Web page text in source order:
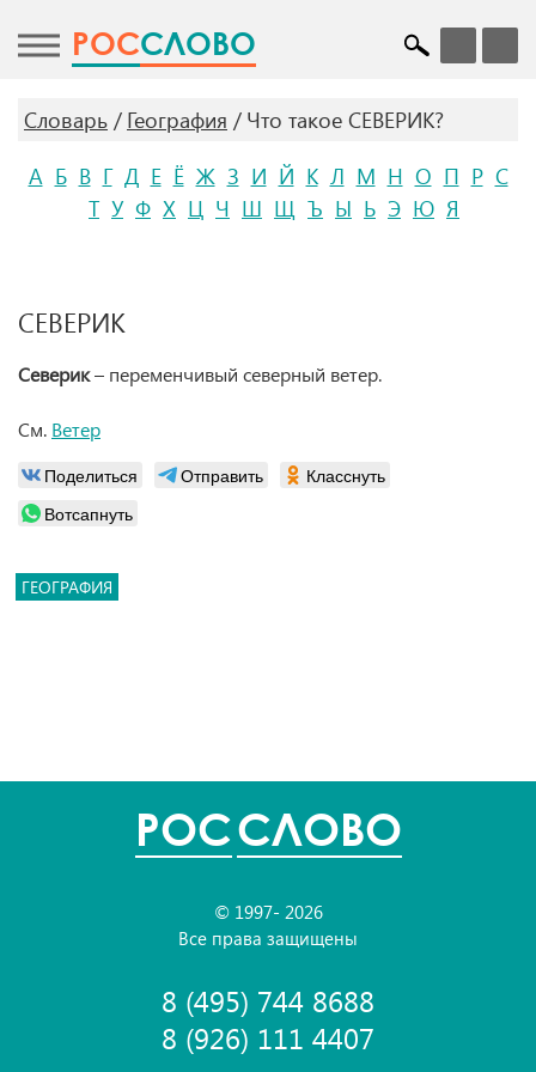
POCСЛОВО
Словарь География
Что такое СЕВЕРИК?
А Б В Г Д Е Ё Ж З И Й К Л М Н О П Р С
Т У Ф Х Ц Ч Ш Щ Ъ Ы Ь Э Ю Я
СЕВЕРИК
Северик– переменчивый северный ветер.
См. Ветер
Поделиться Отправить
Класснуть
Вотсапнуть
ГЕОГРАФИЯ
POCСЛОВО
© 1997- 2026
Все права защищены
8 (495) 744 8688
8 (926) 111 4407